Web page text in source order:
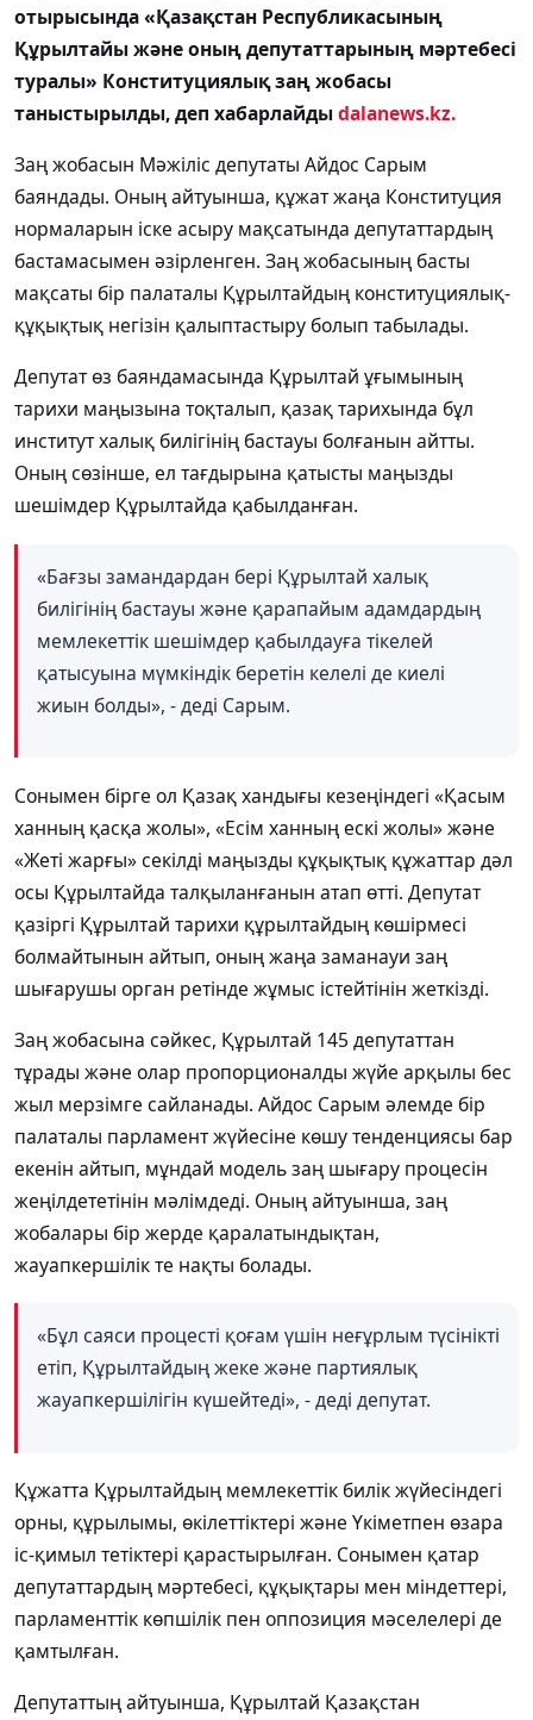
отырысында «Қазақстан Республикасының
Құрылтайы және оның депутаттарының мәртебесі
туралы» Конституциялық заң жобасы
таныстырылды, деп хабарлайды dalanews.kz.
Заң жобасын Мәжіліс депутаты Айдос Сарым
баяндады. Оның айтуынша, құжат жаңа Конституция
нормаларын іске асыру мақсатында депутаттардың
бастамасымен әзірленген. Заң жобасының басты
мақсаты бір палаталы Құрылтайдың конституциялық-
құқықтық негізін қалыптастыру болып табылады.
Депутат өз баяндамасында Құрылтай ұғымының
тарихи маңызына тоқталып, қазақ тарихында бұл
институт халық билігінің бастауы болғанын айтты.
Оның сөзінше, ел тағдырына қатысты маңызды
шешімдер Құрылтайда қабылданған.
«Бағзы замандардан бері Құрылтай халық
билігінің бастауы және қарапайым адамдардың
мемлекеттік шешімдер қабылдауға тікелей
қатысуына мүмкіндік беретін келелі де киелі
жиын болды», - деді Сарым.
Сонымен бірге ол Қазақ хандығы кезеңіндегі «Қасым
ханның қасқа жолы», «Есім ханның ескі жолы» және
«Жеті жарғы» секілді маңызды құқықтық құжаттар дәл
осы Құрылтайда талқыланғанын атап өтті. Депутат
қазіргі Құрылтай тарихи құрылтайдың көшірмесі
болмайтынын айтып, оның жаңа заманауи заң
шығарушы орган ретінде жұмыс істейтінін жеткізді.
Заң жобасына сәйкес, Құрылтай 145 депутаттан
тұрады және олар пропорционалды жүйе арқылы бес
жыл мерзімге сайланады. Айдос Сарым әлемде бір
палаталы парламент жүйесіне көшу тенденциясы бар
екенін айтып, мұндай модель заң шығару процесін
жеңілдететінін мәлімдеді. Оның айтуынша, заң
жобалары бір жерде қаралатындықтан,
жауапкершілік те нақты болады.
«Бұл саяси процесті қоғам үшін неғұрлым түсінікті
етіп, Құрылтайдың жеке және партиялық
жауапкершілігін күшейтеді», - деді депутат.
Құжатта Құрылтайдың мемлекеттік билік жүйесіндегі
орны, құрылымы, өкілеттіктері және Үкіметпен өзара
іс-қимыл тетіктері қарастырылған. Сонымен қатар
депутаттардың мәртебесі, құқықтары мен міндеттері,
парламенттік көпшілік пен оппозиция мәселелері де
қамтылған.
Депутаттың айтуынша, Құрылтай Қазақстан